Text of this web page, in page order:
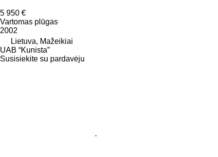
5 950 €
Vartomas plūgas
2002
Lietuva, Mažeikiai
UAB “Kunista”
Susisiekite su pardavėju